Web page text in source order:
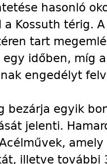
hasonló
a Kossuth térig.
tart
időben, míg
engedélyt
bezárja egyik
jelenti.
illetve további